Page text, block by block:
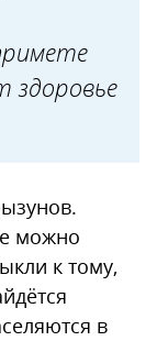
здоровье
можно
к тому,
в